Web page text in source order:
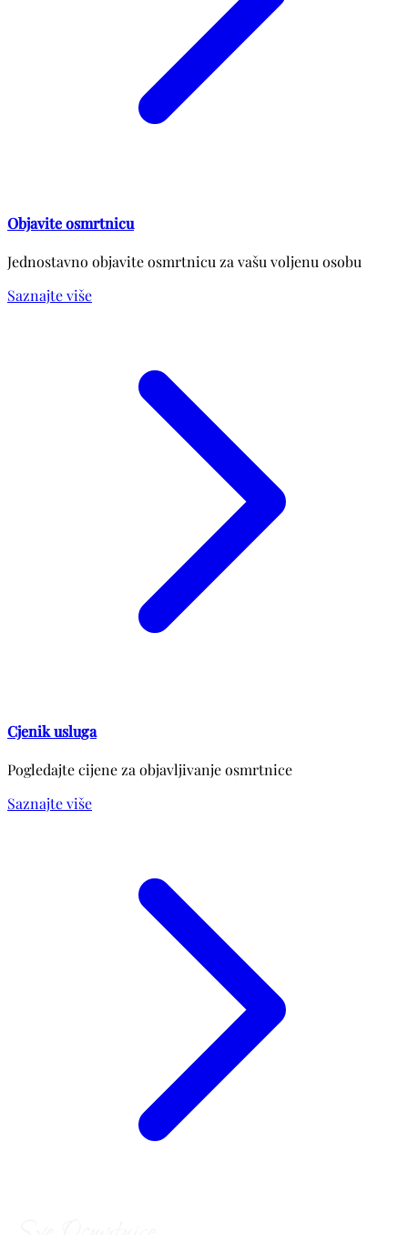
Objavite osmrtnicu
Jednostavno objavite osmrtnicu za vašu voljenu osobu
Saznajte više
Cjenik usluga
Pogledajte cijene za objavljivanje osmrtnice
Saznajte više